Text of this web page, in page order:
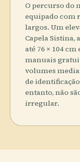
O percurso do
equipado com
largos. Um
Capela Sistina,
até 76 × 104 cm
manuais
volumes
de
entanto, não
irregular.